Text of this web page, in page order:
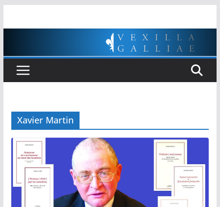
Xavier Martin